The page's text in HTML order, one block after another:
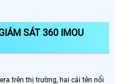
SÁT 360 IMOU
trên thị trường, hai cái tên nổi